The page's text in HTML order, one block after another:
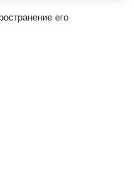
его